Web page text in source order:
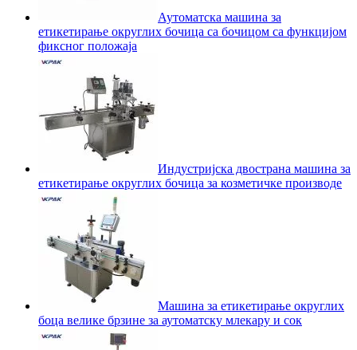
Аутоматска машина за
етикетирање округлих бочица са бочицом са функцијом
фиксног положаја
Индустријска двострана машина за
етикетирање округлих бочица за козметичке производе
Машина за етикетирање округлих
боца велике брзине за аутоматску млекару и сок